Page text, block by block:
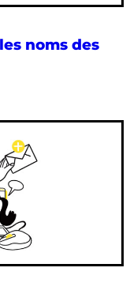
noms des